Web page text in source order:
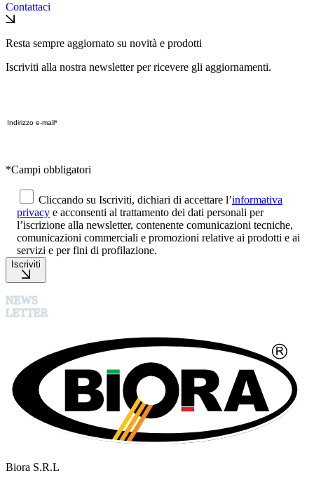
Contattaci
Resta sempre aggiornato su novità e prodotti
Iscriviti alla nostra newsletter per ricevere gli aggiornamenti.
*Campi obbligatori
Cliccando su Iscriviti, dichiari di accettare l’informativa
privacy e acconsenti al trattamento dei dati personali per
l’iscrizione alla newsletter, contenente comunicazioni tecniche,
comunicazioni commerciali e promozioni relative ai prodotti e ai
servizi e per fini di profilazione.
Iscriviti
NEWS
LETTER
Biora S.R.L